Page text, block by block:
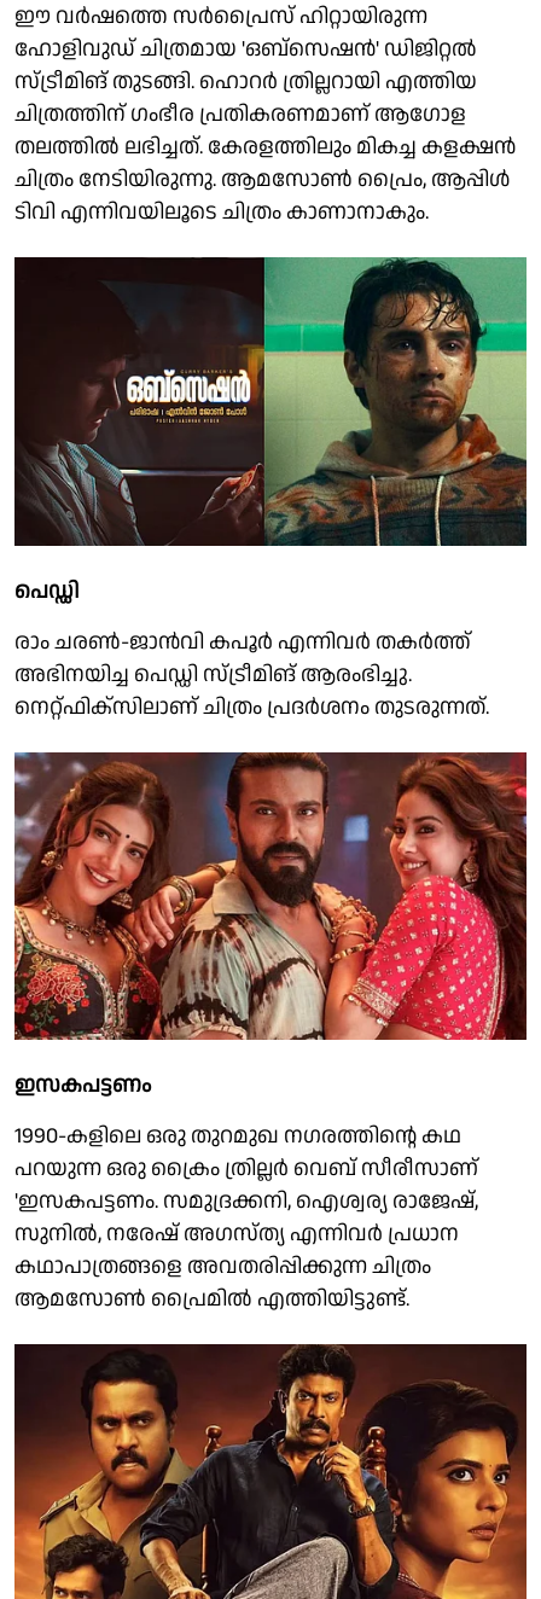
ഈ വർഷത്തെ സർപ്രൈസ് ഹിറ്റായിരുന്ന
ഹോളിവുഡ് ചിത്രമായ 'ഒബ്സെഷൻ' ഡിജിറ്റൽ
സ്ട്രീമിങ് തുടങ്ങി. ഹൊറർ ത്രില്ലറായി എത്തിയ
ചിത്രത്തിന് ഗംഭീര പ്രതികരണമാണ് ആഗോള
തലത്തിൽ ലഭിച്ചത്. കേരളത്തിലും മികച്ച കളക്ഷൻ
ചിത്രം നേടിയിരുന്നു. ആമസോൺ പ്രൈം, ആപ്പിൾ
ടിവി എന്നിവയിലൂടെ ചിത്രം കാണാനാകും.
പെഡ്ഡി
രാം ചരൺ-ജാൻവി കപൂർ എന്നിവർ തകർത്ത്
അഭിനയിച്ച പെഡ്ഡി സ്ട്രീമിങ് ആരംഭിച്ചു.
നെറ്റ്ഫിക്സിലാണ് ചിത്രം പ്രദർശനം തുടരുന്നത്.
ഇസകപട്ടണം
1990-കളിലെ ഒരു തുറമുഖ നഗരത്തിൻ്റെ കഥ
പറയുന്ന ഒരു ക്രൈം ത്രില്ലർ വെബ് സീരീസാണ്
'ഇസകപട്ടണം. സമുദ്രക്കനി, ഐശ്വര്യ രാജേഷ്,
സുനിൽ, നരേഷ് അഗസ്ത്യ എന്നിവർ പ്രധാന
കഥാപാത്രങ്ങളെ അവതരിപ്പിക്കുന്ന ചിത്രം
ആമസോൺ പ്രൈമിൽ എത്തിയിട്ടുണ്ട്.